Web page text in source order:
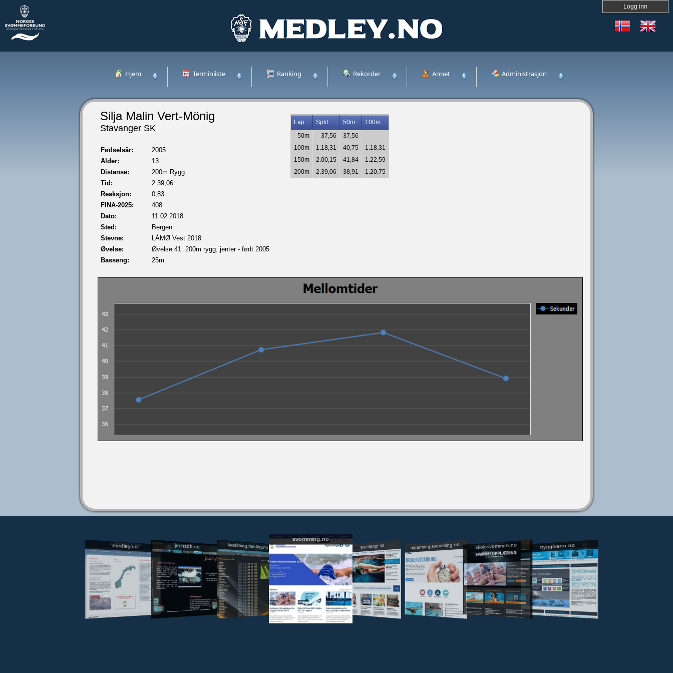
Logg inn
Hjem Terminliste Ranking Rekorder Annet Administrasjon
Silja Malin Vert-Mönig
Stavanger SK
Fødselsår:
2005
Alder:
13
Distanse:
200m Rygg
Tid:
2.39,06
Reaksjon:
0,83
FINA-2025:
408
Dato:
11.02.2018
Sted:
Bergen
Stevne:
LÅMØ Vest 2018
Øvelse:
Øvelse 41. 200m rygg, jenter - født 2005
Basseng:
25m
Lap Split 50m
100m
50m
37,56
37,56
100m
1.18,31 40,75
1.18,31
150m
2.00,15 41,84
1.22,59
200m
2.39,06 38,91 1.20,75
medley.no jechsoft.no livetiming.medley.no
svomming.no
svomlangt.no utdanning.svomming.no skolesvommen.no tryggivann.no